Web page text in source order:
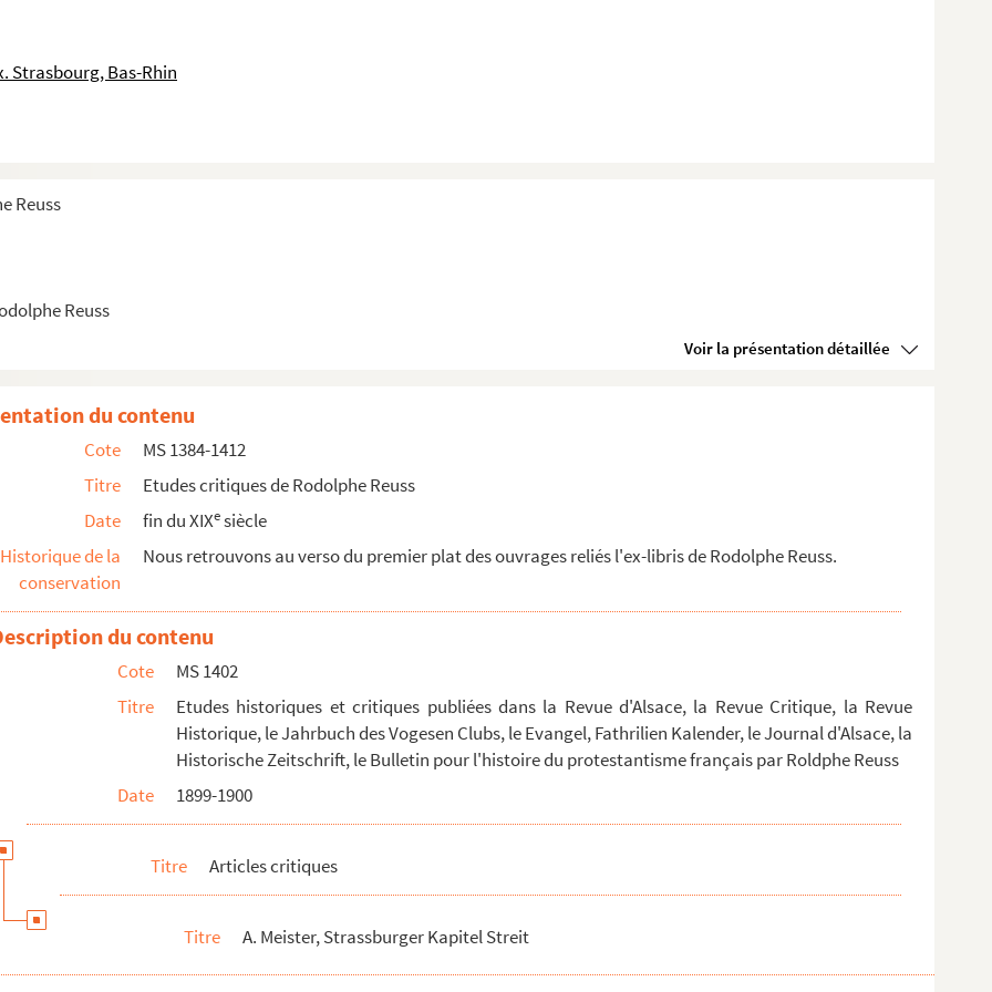
Strasbourg, Bas-Rhin
Reuss
Reuss
Voir la présentation détaillée
Krust
(1899-1900)
von Strassburg
I
I
du contenu
Cote
MS 1384-1412
Titre
Etudes critiques de Rodolphe Reuss
Date
fin du XIXesiècle
Historique de la
conservation
Nous retrouvons au verso du premier plat des ouvrages reliés l'ex-libris de Rodolphe Reuss.
du contenu
Cote
MS 1402
Titre
Etudes historiques et critiques publiées dans la Revue d'Alsace, la Revue Critique, la Revue
Historique, le Jahrbuch des Vogesen Clubs, le Evangel, Fathrilien Kalender, le Journal d'Alsace, la
Historische Zeitschrift, le Bulletin pour l'histoire du protestantisme français par Roldphe Reuss
Date
1899-1900
Titre Articles critiques
Titre A. Meister, Strassburger Kapitel Streit